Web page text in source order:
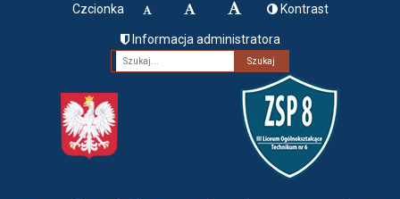
Czcionka Kontrast
Informacja administratora
Fraza